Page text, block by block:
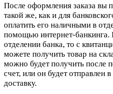
После оформления заказа вы
такой же, как и для
оплатить его наличными в
помощью интернет-банкинга.
отделении банка, то с
можете получить товар на
можно будет получить после
счет, или он будет отправлен
доставку.